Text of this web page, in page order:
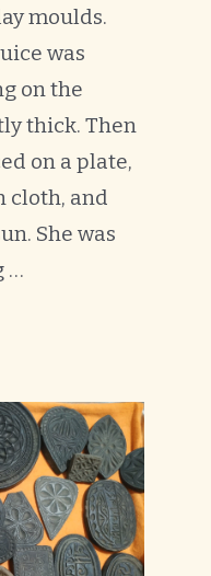
moulds.
was
on the
thick. Then
on a plate,
cloth, and
She was
…